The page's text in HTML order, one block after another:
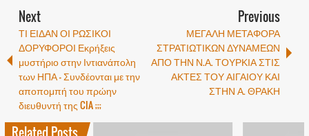
Next
ΤΙ ΕΙΔΑΝ ΟΙ ΡΩΣΙΚΟΙ
ΔΟΡΥΦΟΡΟΙ Εκρήξεις
μυστήριο στην Ιντιανάπολη
των ΗΠΑ – Συνδέονται με την
αποπομπή του πρώην
διευθυντή της CIA ;;;
Previous
ΜΕΓΑΛΗ ΜΕΤΑΦΟΡΑ
ΣΤΡΑΤΙΩΤΙΚΩΝ ΔΥΝΑΜΕΩΝ
ΑΠΟ ΤΗΝ Ν.Α. ΤΟΥΡΚΙΑ ΣΤΙΣ
ΑΚΤΕΣ ΤΟΥ ΑΙΓΑΙΟΥ ΚΑΙ
ΣΤΗΝ Α. ΘΡΑΚΗ